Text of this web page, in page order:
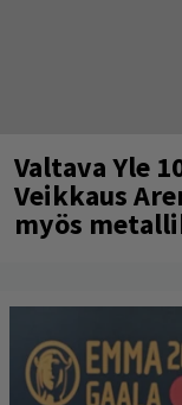
Valtava Yle
Veikkaus
myös